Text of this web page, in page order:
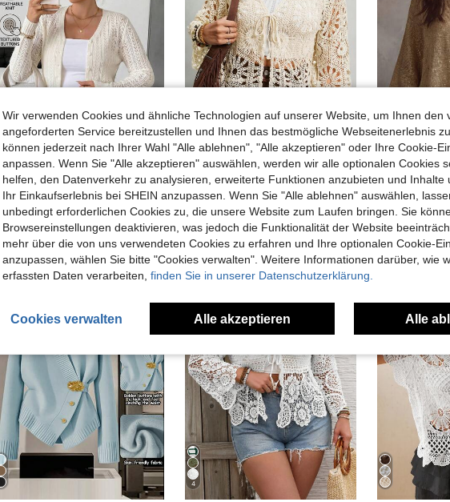
SHEIN PETITE CURVE
SHEIN PETITE CURVE Damen-Cardigan in Große Größen, einfarbig, langärmlig, süßer kurzer Strickpullover, Herbst-/Winterbekleidung, Beige, Sommer, Pariser Stil, Brunch, geeignet für Schule, lässiges Top
CHF15,99
9
Freevana
Freevana Große Größen einfarbiger V-Ausschnitt Krawatte Vorne Ausschnitt Cardigan, modische Resort Trage Strand Cover-Up Boho leicht atmungsaktiv Schnürung weiße Oberteile Große Größen Strand Kimono Sommer Oberteile Festival für Frauen Urlaub für Frauen Casual Blusen für Frauen Elegante Frauen Blusen Strand für Frauen Party Top Einfache Frauen Musik Festival Oberteile, Boho Oberteile Boho Kimono Bohemien für Frauen Kimono Cover-Up Mittelmeer Stil
CHF7,12 CHF12,49
4
Wir verwenden Cookies und ähnliche Technologien auf unserer Website, um Ihnen den
angeforderten Service bereitzustellen und Ihnen das bestmögliche Webseitenerlebnis
können jederzeit nach Ihrer Wahl "Alle ablehnen", "Alle akzeptieren" oder Ihre Cookie-
anpassen. Wenn Sie "Alle akzeptieren" auswählen, werden wir alle optionalen Cookies
helfen, den Datenverkehr zu analysieren, erweiterte Funktionen anzubieten und Inhalte
Ihr Einkaufserlebnis bei SHEIN anzupassen. Wenn Sie "Alle ablehnen" auswählen,
unbedingt erforderlichen Cookies zu, die unsere Website zum Laufen bringen. Sie
Browsereinstellungen deaktivieren, was jedoch die Funktionalität der Website
mehr über die von uns verwendeten Cookies zu erfahren und Ihre optionalen Cookie-
anzupassen, wählen Sie bitte "Cookies verwalten". Weitere Informationen darüber, wie
erfassten Daten verarbeiten, finden Sie in unserer Datenschutzerklärung.
Cookies verwalten Alle akzeptieren Alle